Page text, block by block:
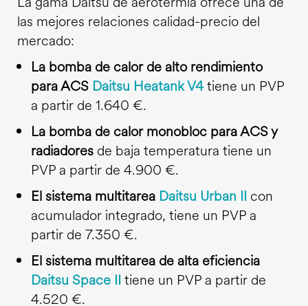
las mejores relaciones calidad-precio del
mercado:
La bomba de calor de alto rendimiento
para ACS Daitsu Heatank V4tiene un PVP
a partir de 1.640 €.
La bomba de calor monobloc para ACS y
radiadores de baja temperatura tiene un
PVP a partir de 4.900 €.
El sistema multitarea Daitsu Urban II con
acumulador integrado, tiene un PVP a
partir de 7.350 €.
El sistema multitarea de alta eficiencia
Daitsu Space IItiene un PVP a partir de
4.520 €.